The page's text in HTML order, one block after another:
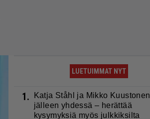
LUETUIMMAT NYT
1.
Katja Ståhl ja Mikko Kuustonen
jälleen yhdessä – herättää
kysymyksiä myös julkkiksilta